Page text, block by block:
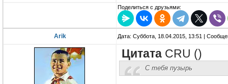
Поделиться с друзьями:
Arik Дата: Суббота, 18.04.2015, 13:51 |
Цитата CRU ()
С тебя пузырь